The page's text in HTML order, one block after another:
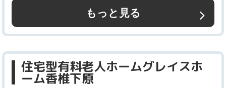
もっと見る
住宅型有料老人ホームグレイスホ
ーム香椎下原